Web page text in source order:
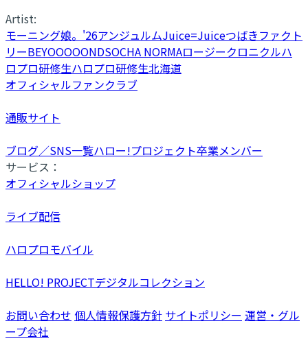
Artist:
モーニング娘。'26アンジュルムJuice=Juiceつばきファクト
リーBEYOOOOONDSOCHA NORMAロージークロニクルハ
ロプロ研修生ハロプロ研修生北海道
オフィシャルファンクラブ
通販サイト
ブログ／SNS一覧ハロー!プロジェクト卒業メンバー
サービス：
オフィシャルショップ
ライブ配信
ハロプロモバイル
HELLO! PROJECTデジタルコレクション
お問い合わせ 個人情報保護方針 サイトポリシー 運営・グル
ープ会社